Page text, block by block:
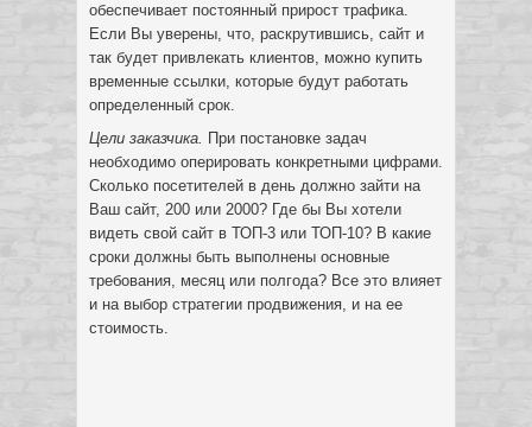
обеспечивает постоянный прирост трафика.
Если Вы уверены, что, раскрутившись, сайт и
так будет привлекать клиентов, можно купить
временные ссылки, которые будут работать
определенный срок.
Цели заказчика. При постановке задач
необходимо оперировать конкретными цифрами.
Сколько посетителей в день должно зайти на
Ваш сайт, 200 или 2000? Где бы Вы хотели
видеть свой сайт в ТОП-3 или ТОП-10? В какие
сроки должны быть выполнены основные
требования, месяц или полгода? Все это влияет
и на выбор стратегии продвижения, и на ее
стоимость.